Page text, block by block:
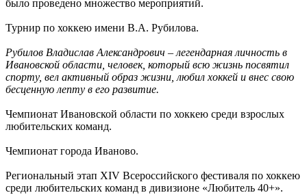
было проведено множество мероприятий.
Турнир по хоккею имени В.А. Рубилова.
Рубилов Владислав Александрович – легендарная личность в
Ивановской области, человек, который всю жизнь посвятил
спорту, вел активный образ жизни, любил хоккей и внес свою
бесценную лепту в его развитие.
Чемпионат Ивановской области по хоккею среди взрослых
любительских команд.
Чемпионат города Иваново.
Региональный этап XIV Всероссийского фестиваля по хоккею
среди любительских команд в дивизионе «Любитель 40+».